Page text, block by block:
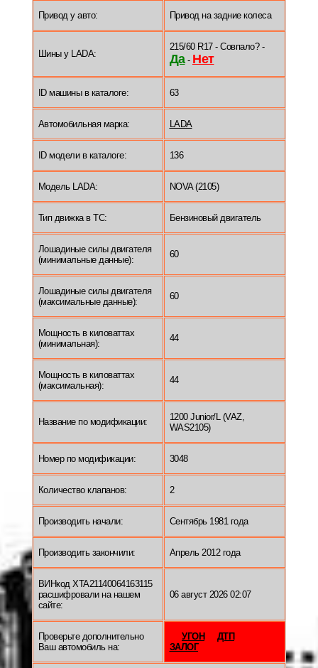
Привод у авто: Привод на задние колеса
Шины у LADA:
215/60 R17 - Совпало? -
Да- Нет
ID машины в каталоге: 63
Автомобильная марка: LADA
ID модели в каталоге: 136
Модель LADA: NOVA (2105)
Тип движка в ТС: Бензиновый двигатель
Лошадиные силы двигателя
(минимальные данные):
60
Лошадиные силы двигателя
(максимальные данные):
60
Мощность в киловаттах
(минимальная):
44
Мощность в киловаттах
(максимальная):
44
Название по модификации:
1200 Junior/L (VAZ,
WAS2105)
Номер по модификации: 3048
Количество клапанов: 2
Производить начали: Сентябрь 1981 года
Производить закончили: Апрель 2012 года
ВИНкод XTA21140064163115
расшифровали на нашем
сайте:
06 август 2026 02:07
Проверьте дополнительно
Ваш автомобиль на:
УГОН
ДТП
ЗАЛОГ